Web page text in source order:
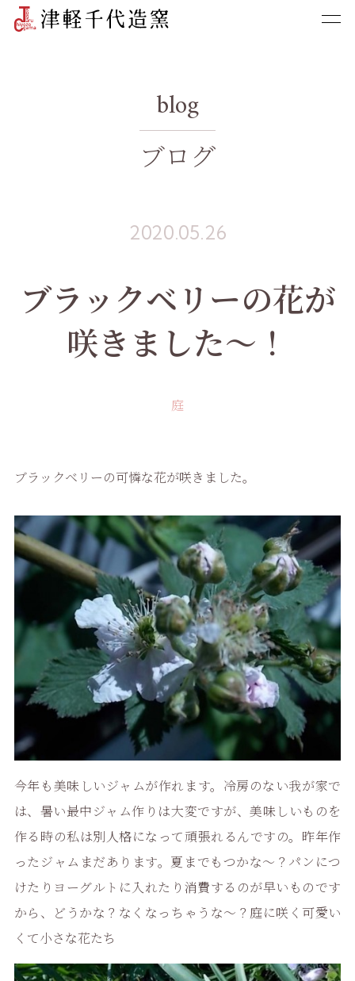
blog
ブログ
2020.05.26
ブラックベリーの花が
咲きました〜！
庭
ブラックベリーの可憐な花が咲きました。
今年も美味しいジャムが作れます。冷房のない我が家で
は、暑い最中ジャム作りは大変ですが、美味しいものを
作る時の私は別人格になって頑張れるんですの。昨年作
ったジャムまだあります。夏までもつかな〜？パンにつ
けたりヨーグルトに入れたり消費するのが早いものです
から、どうかな？なくなっちゃうな〜？庭に咲く可愛い
くて小さな花たち